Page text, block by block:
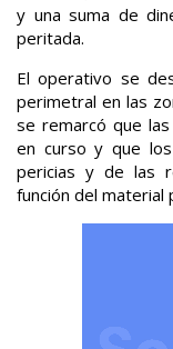
y una suma de
peritada.
El operativo se
perimetral en las
se remarcó que las
en curso y que
pericias y de las
función del material